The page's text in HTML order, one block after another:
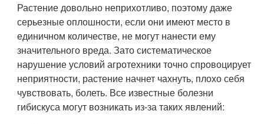
Растение довольно неприхотливо, поэтому даже
серьезные оплошности, если они имеют место в
единичном количестве, не могут нанести ему
значительного вреда. Зато систематическое
нарушение условий агротехники точно спровоцирует
неприятности, растение начнет чахнуть, плохо себя
чувствовать, болеть. Все известные болезни
гибискуса могут возникать из-за таких явлений: